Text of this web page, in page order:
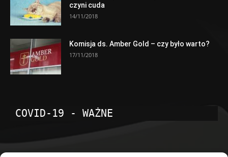
czyni cuda
14/11/2018
Komisja ds. Amber Gold – czy było warto?
17/11/2018
COVID-19 - WAŻNE